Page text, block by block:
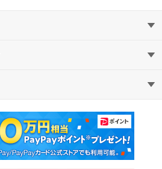
中古マンション
中古一戸建て
教えて！住まいの先生